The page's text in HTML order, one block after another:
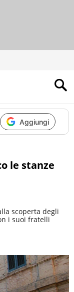
Aggiungi
le stanze
scoperta degli
i suoi fratelli